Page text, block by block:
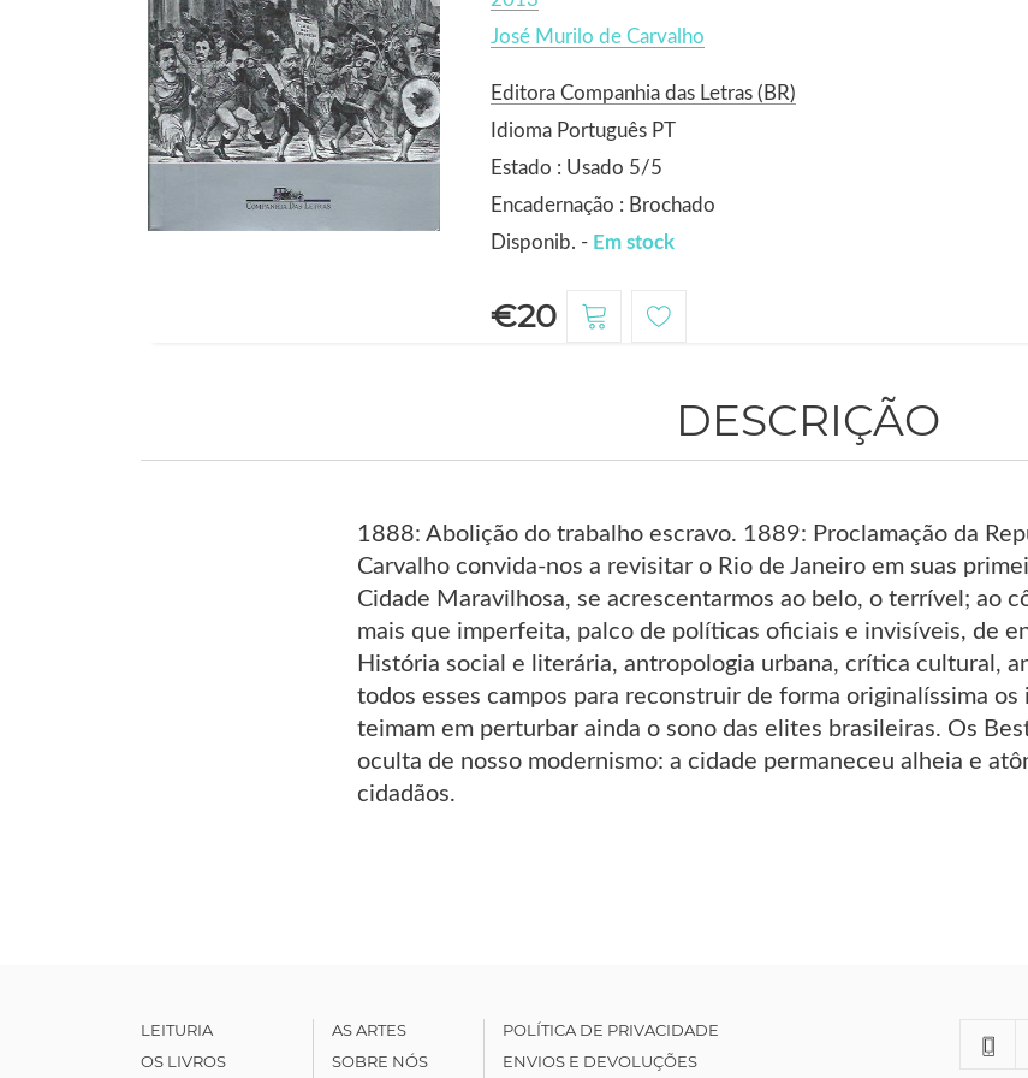
José Murilo de Carvalho
Editora Companhia das Letras (BR)
Idioma Português PT
Estado : Usado 5/5
Encadernação : Brochado
Disponib. - Em stock
€20
DESCRIÇÃO
1888: Abolição do trabalho escravo. 1889: Proclamação da
Carvalho convida-nos a revisitar o Rio de Janeiro em suas
Cidade Maravilhosa, se acrescentarmos ao belo, o terrível; ao
mais que imperfeita, palco de políticas oficiais e invisíveis, de
História social e literária, antropologia urbana, crítica cultural,
todos esses campos para reconstruir de forma originalíssima
teimam em perturbar ainda o sono das elites brasileiras. Os
oculta de nosso modernismo: a cidade permaneceu alheia e
cidadãos.
LEITURIA
OS LIVROS
AS ARTES
SOBRE NÓS
POLÍTICA DE PRIVACIDADE
ENVIOS E DEVOLUÇÕES